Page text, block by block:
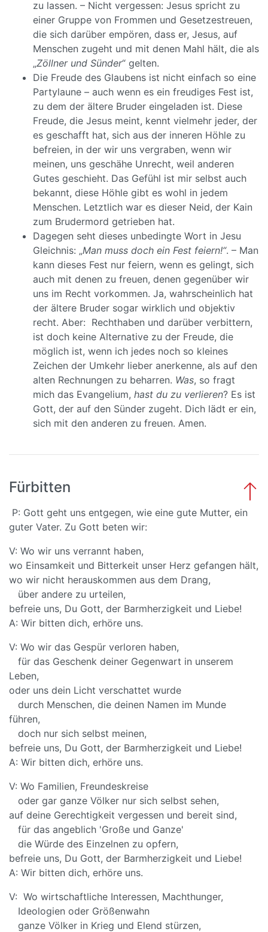
zu lassen. – Nicht vergessen: Jesus spricht zu
einer Gruppe von Frommen und Gesetzestreuen,
die sich darüber empören, dass er, Jesus, auf
Menschen zugeht und mit denen Mahl hält, die als
„Zöllner und Sünder“ gelten.
Die Freude des Glaubens ist nicht einfach so eine
Partylaune – auch wenn es ein freudiges Fest ist,
zu dem der ältere Bruder eingeladen ist. Diese
Freude, die Jesus meint, kennt vielmehr jeder, der
es geschafft hat, sich aus der inneren Höhle zu
befreien, in der wir uns vergraben, wenn wir
meinen, uns geschähe Unrecht, weil anderen
Gutes geschieht. Das Gefühl ist mir selbst auch
bekannt, diese Höhle gibt es wohl in jedem
Menschen. Letztlich war es dieser Neid, der Kain
zum Brudermord getrieben hat.
Dagegen seht dieses unbedingte Wort in Jesu
Gleichnis: „Man muss doch ein Fest feiern!“. – Man
kann dieses Fest nur feiern, wenn es gelingt, sich
auch mit denen zu freuen, denen gegenüber wir
uns im Recht vorkommen. Ja, wahrscheinlich hat
der ältere Bruder sogar wirklich und objektiv
recht. Aber: Rechthaben und darüber verbittern,
ist doch keine Alternative zu der Freude, die
möglich ist, wenn ich jedes noch so kleines
Zeichen der Umkehr lieber anerkenne, als auf den
alten Rechnungen zu beharren. Was, so fragt
mich das Evangelium, hast du zu verlieren? Es ist
Gott, der auf den Sünder zugeht. Dich lädt er ein,
sich mit den anderen zu freuen. Amen.
Fürbitten
P: Gott geht uns entgegen, wie eine gute Mutter, ein
guter Vater. Zu Gott beten wir:
V: Wo wir uns verrannt haben,
wo Einsamkeit und Bitterkeit unser Herz gefangen hält,
wo wir nicht herauskommen aus dem Drang,
über andere zu urteilen,
befreie uns, Du Gott, der Barmherzigkeit und Liebe!
A: Wir bitten dich, erhöre uns.
V: Wo wir das Gespür verloren haben,
für das Geschenk deiner Gegenwart in unserem
Leben,
oder uns dein Licht verschattet wurde
durch Menschen, die deinen Namen im Munde
führen,
doch nur sich selbst meinen,
befreie uns, Du Gott, der Barmherzigkeit und Liebe!
A: Wir bitten dich, erhöre uns.
V: Wo Familien, Freundeskreise
oder gar ganze Völker nur sich selbst sehen,
auf deine Gerechtigkeit vergessen und bereit sind,
für das angeblich 'Große und Ganze'
die Würde des Einzelnen zu opfern,
befreie uns, Du Gott, der Barmherzigkeit und Liebe!
A: Wir bitten dich, erhöre uns.
V: Wo wirtschaftliche Interessen, Machthunger,
Ideologien oder Größenwahn
ganze Völker in Krieg und Elend stürzen,